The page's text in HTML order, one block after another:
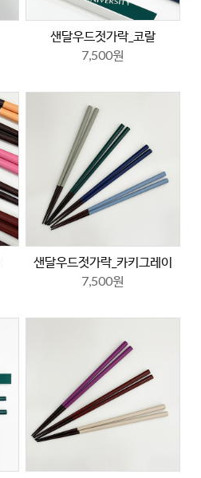
샌달우드젓가락_코랄
7,500원
샌달우드젓가락_카키그레이
7,500원